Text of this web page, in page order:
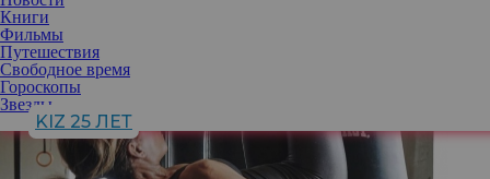
Книги
Фильмы
Путешествия
Свободное время
Гороскопы
Звезды
KIZ 25 ЛЕТ